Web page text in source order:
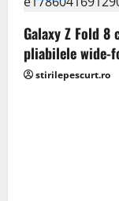
Galaxy Z Fold
pliabilele wide-
stirilepescurt.ro